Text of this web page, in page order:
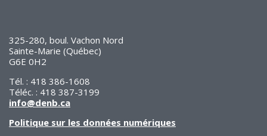
325-280, boul. Vachon Nord
Sainte-Marie (Québec)
G6E 0H2
Tél. : 418 386-1608
Téléc. : 418 387-3199
info@denb.ca
Politique sur les données numériques